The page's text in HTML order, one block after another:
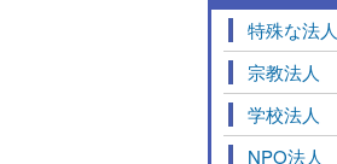
特殊な法人
宗教法人
学校法人
NPO法人